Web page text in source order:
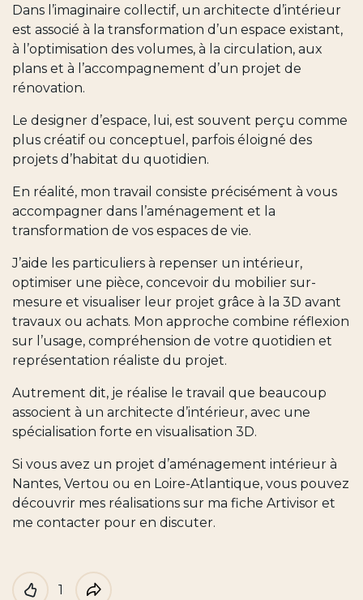
Dans l’imaginaire collectif, un architecte d’intérieur
est associé à la transformation d’un espace existant,
à l’optimisation des volumes, à la circulation, aux
plans et à l’accompagnement d’un projet de
rénovation.
Le designer d’espace, lui, est souvent perçu comme
plus créatif ou conceptuel, parfois éloigné des
projets d’habitat du quotidien.
En réalité, mon travail consiste précisément à vous
accompagner dans l’aménagement et la
transformation de vos espaces de vie.
J’aide les particuliers à repenser un intérieur,
optimiser une pièce, concevoir du mobilier sur-
mesure et visualiser leur projet grâce à la 3D avant
travaux ou achats. Mon approche combine réflexion
sur l’usage, compréhension de votre quotidien et
représentation réaliste du projet.
Autrement dit, je réalise le travail que beaucoup
associent à un architecte d’intérieur, avec une
spécialisation forte en visualisation 3D.
Si vous avez un projet d’aménagement intérieur à
Nantes, Vertou ou en Loire-Atlantique, vous pouvez
découvrir mes réalisations sur ma fiche Artivisor et
me contacter pour en discuter.
1